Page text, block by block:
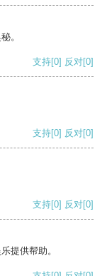
。
支持[0] 反对[0]
支持[0] 反对[0]
支持[0] 反对[0]
提供帮助。